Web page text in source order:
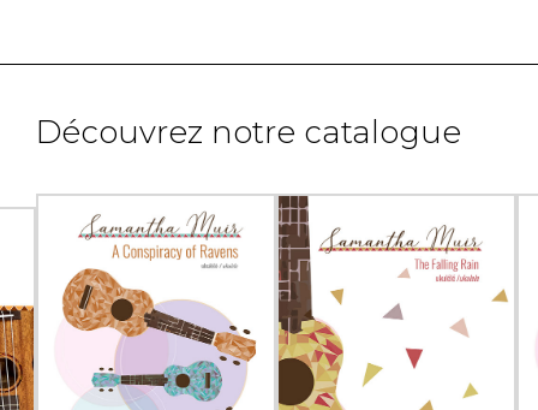
Découvrez notre catalogue